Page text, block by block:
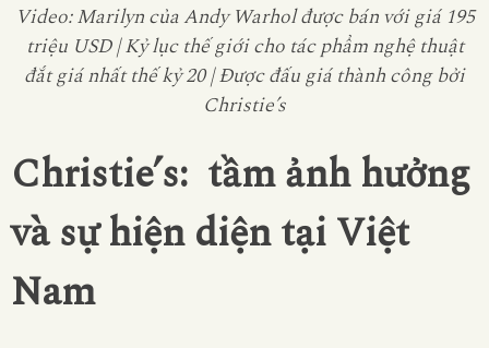
Video: Marilyn của Andy Warhol được bán với giá 195
triệu USD | Kỷ lục thế giới cho tác phẩm nghệ thuật
đắt giá nhất thế kỷ 20 | Được đấu giá thành công bởi
Christie’s
Christie’s: tầm ảnh hưởng
và sự hiện diện tại Việt
Nam